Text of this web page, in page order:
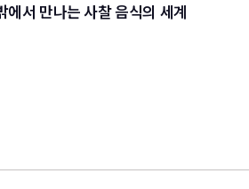
에서 만나는 사찰 음식의 세계